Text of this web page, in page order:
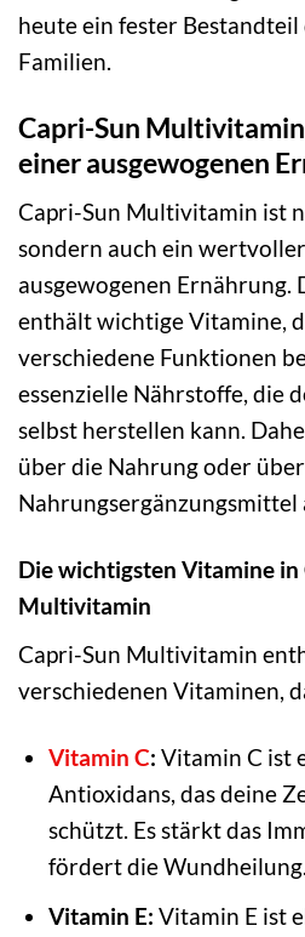
heute ein fester
Familien.
Capri-Sun
einer ausgewogenen
Capri-Sun Multivitamin ist
sondern auch ein
ausgewogenen
enthält wichtige Vitamine,
verschiedene Funktionen
essenzielle Nährstoffe, die
selbst herstellen kann.
über die Nahrung oder über
Nahrungsergänzungsmittel
Die wichtigsten Vitamine in
Multivitamin
Capri-Sun Multivitamin
verschiedenen Vitaminen,
Vitamin C: Vitamin C ist
Antioxidans, das deine
schützt. Es stärkt das
fördert die Wundheilung.
Vitamin E: Vitamin E ist